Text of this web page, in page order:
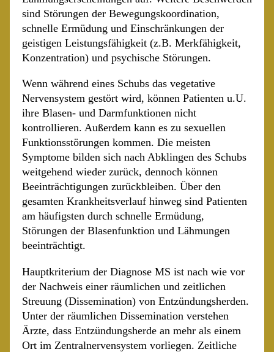
sind Störungen der Bewegungskoordination,
schnelle Ermüdung und Einschränkungen der
geistigen Leistungsfähigkeit (z.B. Merkfähigkeit,
Konzentration) und psychische Störungen.
Wenn während eines Schubs das vegetative
Nervensystem gestört wird, können Patienten u.U.
ihre Blasen- und Darmfunktionen nicht
kontrollieren. Außerdem kann es zu sexuellen
Funktionsstörungen kommen. Die meisten
Symptome bilden sich nach Abklingen des Schubs
weitgehend wieder zurück, dennoch können
Beeinträchtigungen zurückbleiben. Über den
gesamten Krankheitsverlauf hinweg sind Patienten
am häufigsten durch schnelle Ermüdung,
Störungen der Blasenfunktion und Lähmungen
beeinträchtigt.
Hauptkriterium der Diagnose MS ist nach wie vor
der Nachweis einer räumlichen und zeitlichen
Streuung (Dissemination) von Entzündungsherden.
Unter der räumlichen Dissemination verstehen
Ärzte, dass Entzündungsherde an mehr als einem
Ort im Zentralnervensystem vorliegen. Zeitliche